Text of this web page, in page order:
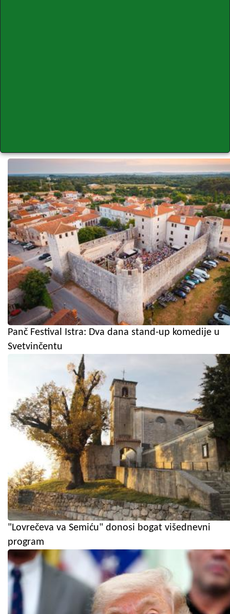
Panč Festival Istra: Dva dana stand-up komedije u
Svetvinčentu
"Lovrečeva va Semiću" donosi bogat višednevni
program